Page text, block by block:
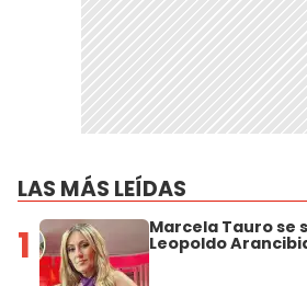
LAS MÁS LEÍDAS
1 Marcela Tauro se
Leopoldo